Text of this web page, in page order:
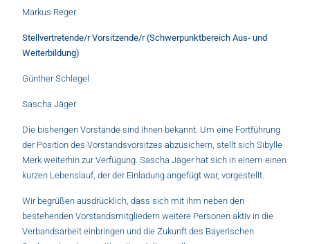
Markus Reger
Stellvertretende/r Vorsitzende/r (Schwerpunktbereich Aus- und
Weiterbildung)
Günther Schlegel
Sascha Jäger
Die bisherigen Vorstände sind Ihnen bekannt. Um eine Fortführung
der Position des Vorstandsvorsitzes abzusichern, stellt sich Sibylle
Merk weiterhin zur Verfügung. Sascha Jäger hat sich in einem einen
kurzen Lebenslauf, der der Einladung angefügt war, vorgestellt.
Wir begrüßen ausdrücklich, dass sich mit ihm neben den
bestehenden Vorstandsmitgliedern weitere Personen aktiv in die
Verbandsarbeit einbringen und die Zukunft des Bayerischen